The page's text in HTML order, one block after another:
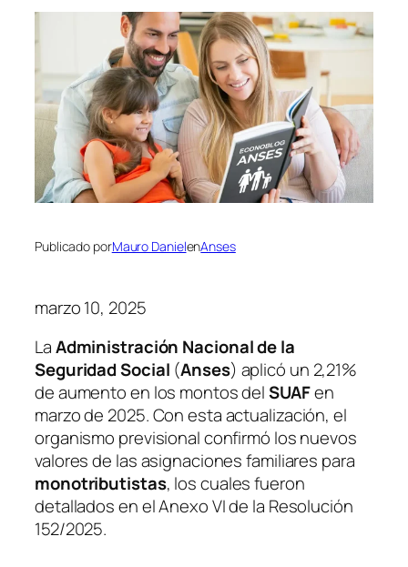
Publicado porMauro DanielenAnses
marzo 10, 2025
LaAdministración Nacional de la
Seguridad Social (Anses) aplicó un 2,21%
de aumento en los montos delSUAFen
marzo de 2025. Con esta actualización, el
organismo previsional confirmó los nuevos
valores de las asignaciones familiares para
monotributistas, los cuales fueron
detallados en el Anexo VI de la Resolución
152/2025.